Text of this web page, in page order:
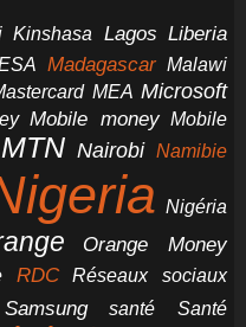
Kinshasa Lagos Liberia
Madagascar Malawi
MEA Microsoft
Mobile money Mobile
MTN Nairobi Namibie
Nigéria
Orange Money
RDC Réseaux sociaux
Samsung santé Santé